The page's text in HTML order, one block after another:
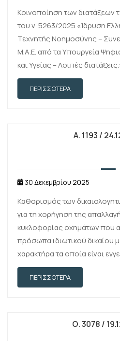
Κοινοποίηση των διατάξεων
του ν. 5263/2025 «Ίδρυση
Τεχνητής Νοημοσύνης –
Μ.Α.Ε. από τα Υπουργεία
και Υγείας – Λοιπές
Α΄238/19.12.2025)
ΠΕΡΙΣΣΌΤΕΡΑ
Α. 1193 /
30 Δεκεμβρίου 2025
Καθορισμός των
για τη χορήγηση της
κυκλοφορίας οχημάτων που
πρόσωπα ιδιωτικού δικαίου
χαρακτήρα τα οποία είναι
Εθελοντικών Οργανώσεων
(Μ.Ε.Ο.Π.Π.) της Γενικής
ΠΕΡΙΣΣΌΤΕΡΑ
Ο. 3078 /